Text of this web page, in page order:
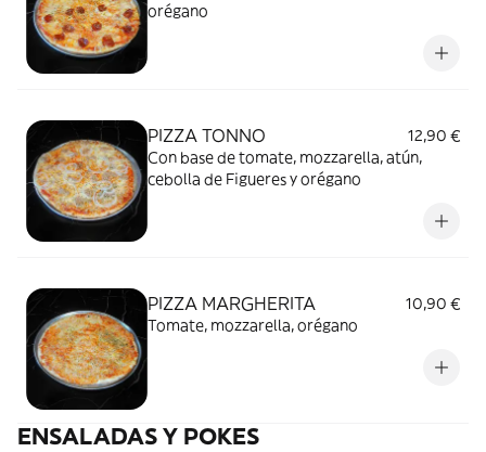
orégano
PIZZA TONNO
12,90 €
Con base de tomate, mozzarella, atún,
cebolla de Figueres y orégano
PIZZA MARGHERITA
10,90 €
Tomate, mozzarella, orégano
ENSALADAS Y POKES